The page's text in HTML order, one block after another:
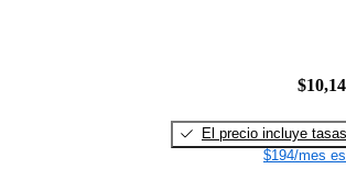
El precio incluye tasas
$194/mes